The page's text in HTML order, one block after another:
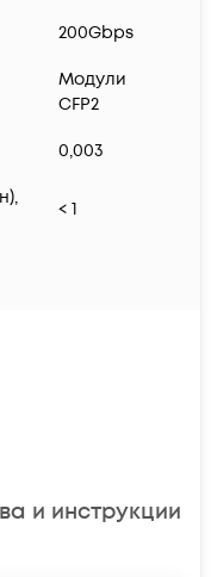
200Gbps
Модули
CFP2
0,003
< 1
и инструкции